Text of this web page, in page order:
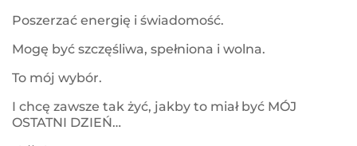
Poszerzać energię i świadomość.
Mogę być szczęśliwa, spełniona i wolna.
To mój wybór.
I chcę zawsze tak żyć, jakby to miał być MÓJ
OSTATNI DZIEŃ…